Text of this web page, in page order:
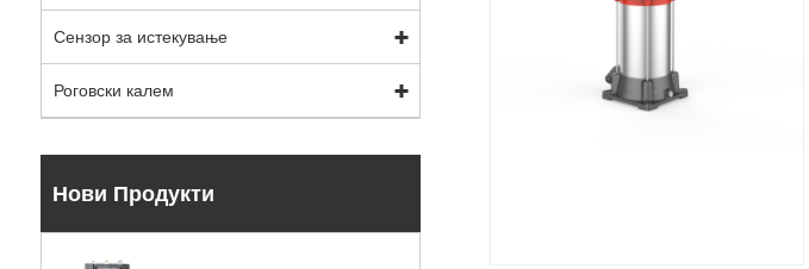
Сензор за истекување
Роговски калем
Нови Продукти